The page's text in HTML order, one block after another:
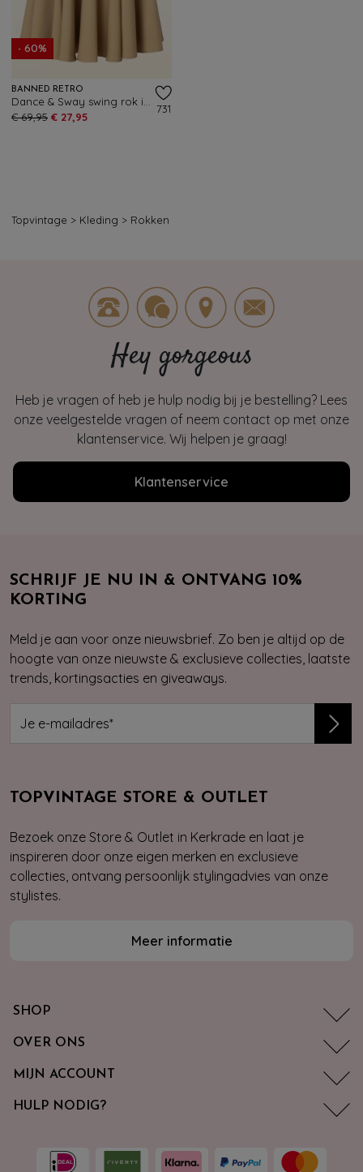
- 60%
BANNED RETRO
€ 69,95 € 27,95
731
Topvintage > Kleding > Rokken
Hey gorgeous
Heb je vragen of heb je hulp nodig bij je bestelling? Lees
onze veelgestelde vragen of neem contact op met onze
klantenservice. Wij helpen je graag!
Klantenservice
SCHRIJF JE NU IN & ONTVANG 10%
KORTING
Meld je aan voor onze nieuwsbrief. Zo ben je altijd op de
hoogte van onze nieuwste & exclusieve collecties, laatste
trends, kortingsacties en giveaways.
TOPVINTAGE STORE & OUTLET
Bezoek onze Store & Outlet in Kerkrade en laat je
inspireren door onze eigen merken en exclusieve
collecties, ontvang persoonlijk stylingadvies van onze
stylistes.
Meer informatie
SHOP
OVER ONS
MIJN ACCOUNT
HULP NODIG?